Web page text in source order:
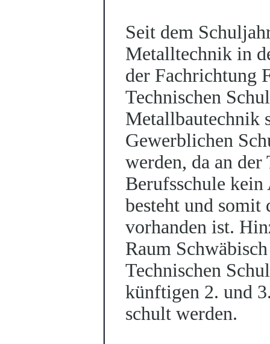
Seit dem
Metalltechnik in
der Fachrichtung
Tech­nischen
Metallbautechnik
Gewerb­lichen
werden, da an
Berufsschule
besteht und somit
vorhanden ist.
Raum
Technischen
künftigen 2. und
schult werden.